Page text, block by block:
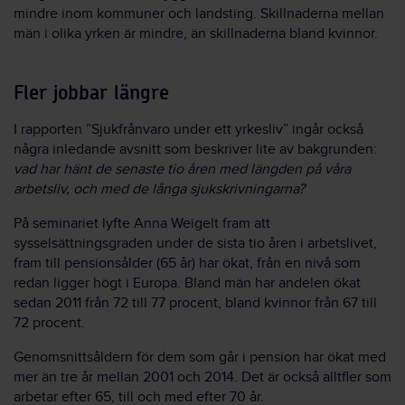
mindre inom kommuner och landsting. Skillnaderna mellan
män i olika yrken är mindre, än skillnaderna bland kvinnor.
Fler jobbar längre
I rapporten ”Sjukfrånvaro under ett yrkesliv” ingår också
några inledande avsnitt som beskriver lite av bakgrunden:
vad har hänt de senaste tio åren med längden på våra
arbetsliv, och med de långa sjukskrivningarna?
På seminariet lyfte Anna Weigelt fram att
sysselsättningsgraden under de sista tio åren i arbetslivet,
fram till pensionsålder (65 år) har ökat, från en nivå som
redan ligger högt i Europa. Bland män har andelen ökat
sedan 2011 från 72 till 77 procent, bland kvinnor från 67 till
72 procent.
Genomsnittsåldern för dem som går i pension har ökat med
mer än tre år mellan 2001 och 2014. Det är också alltfler som
arbetar efter 65, till och med efter 70 år.